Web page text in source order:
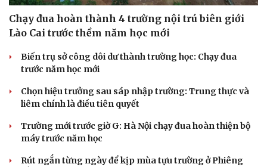
Chạy đua hoàn thành 4 trường nội trú biên giới
Lào Cai trước thềm năm học mới
Biến trụ sở công dôi dư thành trường học: Chạy đua
trước năm học mới
Chọn hiệu trưởng sau sáp nhập trường: Trung thực và
liêm chính là điều tiên quyết
Trường mới trước giờ G: Hà Nội chạy đua hoàn thiện bộ
máy trước năm học
Rút ngắn từng ngày để kịp mùa tựu trường ở Phiêng